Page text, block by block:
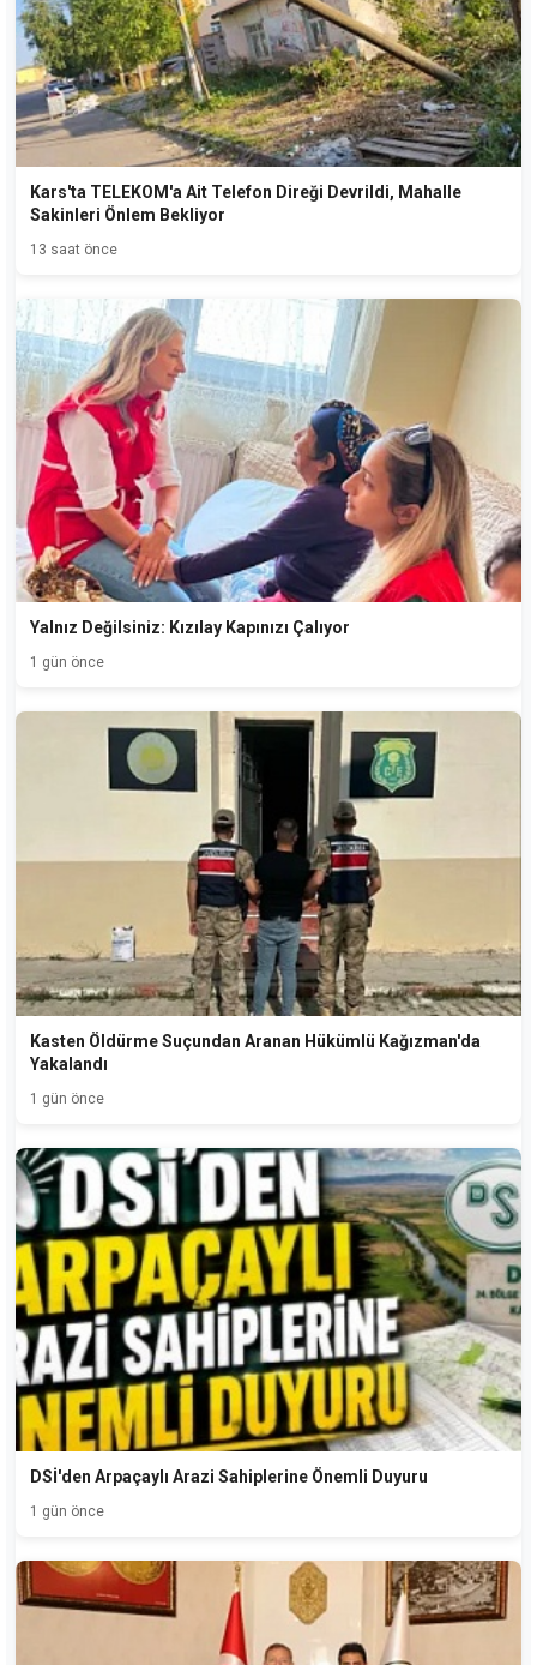
Kars'ta TELEKOM'a Ait Telefon Direği Devrildi, Mahalle
Sakinleri Önlem Bekliyor
13 saat önce
Yalnız Değilsiniz: Kızılay Kapınızı Çalıyor
1 gün önce
Kasten Öldürme Suçundan Aranan Hükümlü Kağızman'da
Yakalandı
1 gün önce
DSİ'den Arpaçaylı Arazi Sahiplerine Önemli Duyuru
1 gün önce